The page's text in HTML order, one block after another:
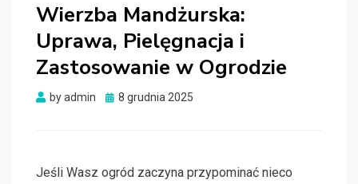
Wierzba Mandżurska:
Uprawa, Pielęgnacja i
Zastosowanie w Ogrodzie
byadmin
Posted
8 grudnia 2025
Jeśli Wasz ogród zaczyna przypominać nieco